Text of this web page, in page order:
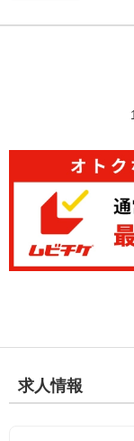
求人情報